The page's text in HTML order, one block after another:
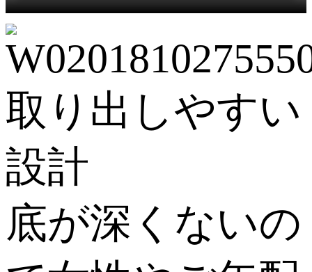
取り出しやすい
設計
底が深くないの